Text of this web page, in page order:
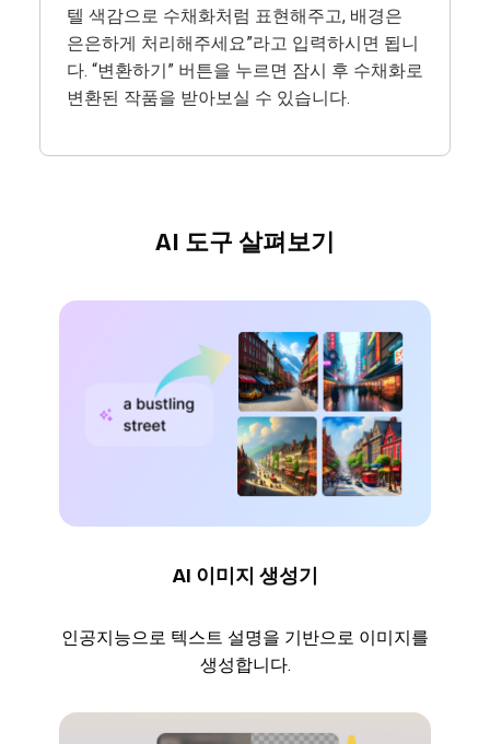
텔 색감으로 수채화처럼 표현해주고, 배경은
은은하게 처리해주세요”라고 입력하시면 됩니
다. “변환하기” 버튼을 누르면 잠시 후 수채화로
변환된 작품을 받아보실 수 있습니다.
AI 도구 살펴보기
AI 이미지 생성기
인공지능으로 텍스트 설명을 기반으로 이미지를
생성합니다.